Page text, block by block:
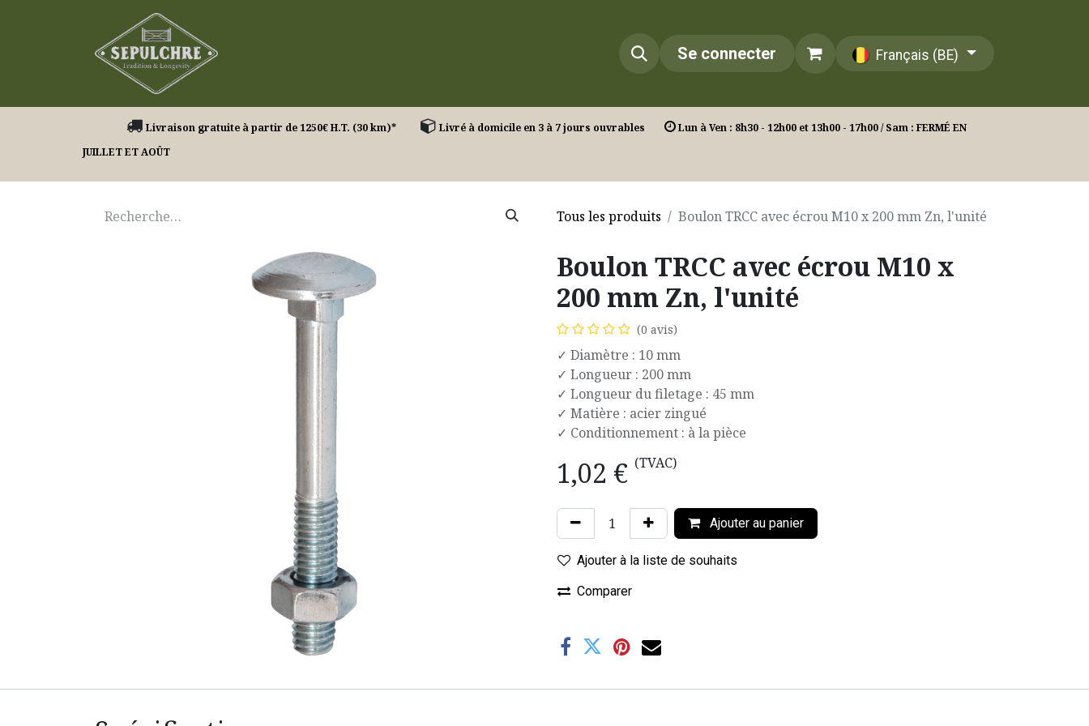
Se connecter Français (BE)
Livraison gratuite à partir de 1250€ H.T. (30 km)* Livré à domicile en 3 à 7 jours ouvrables
Lun à Ven : 8h30 - 12h00 et 13h00 - 17h00 / Sam : FERMÉ EN
JUILLET ET AOÛT
Tous les produits Boulon TRCC avec écrou M10 x 200 mm Zn, l'unité
Boulon TRCC avec écrou M10 x
200 mm Zn, l'unité
(0 avis)
✓ Diamètre : 10 mm
✓ Longueur : 200 mm
✓ Longueur du filetage : 45 mm
✓ Matière : acier zingué
✓ Conditionnement : à la pièce
1,02 € (TVAC)
Ajouter au panier
Ajouter à la liste de souhaits
Comparer